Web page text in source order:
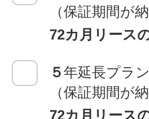
（保証期間が
72カ月リース
５年延長プラン
（保証期間が
72カ月リース